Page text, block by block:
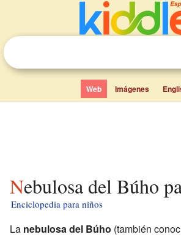
Web Imágenes
Nebulosa del Búho
Enciclopedia para niños
La nebulosa del Búho (también